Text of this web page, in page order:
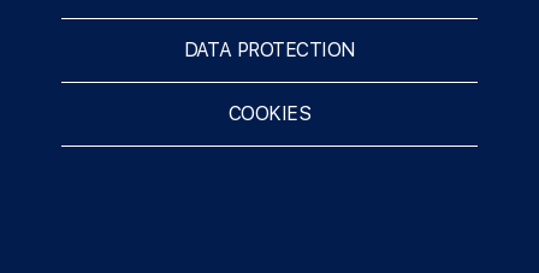
DATA PROTECTION
COOKIES